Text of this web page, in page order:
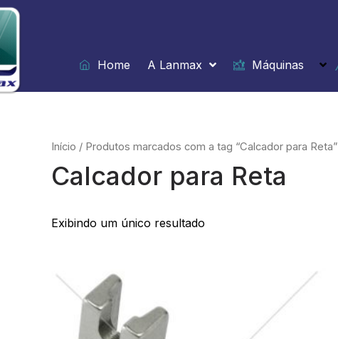
Ir
para
o
conteúdo
Home
A Lanmax Máquinas
Início / Produtos marcados com a tag “Calcador para Reta”
Calcador para Reta
Exibindo um único resultado